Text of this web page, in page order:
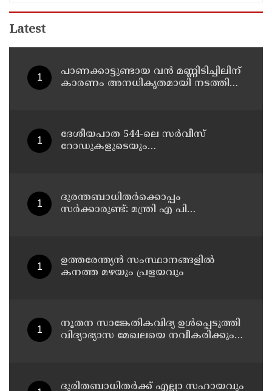
Latest
പാണക്കാട്ടുണ്ടായ വൻ മണ്ണിടിച്ചിലിന്
കാരണം അനധികൃതമായി നടത്തിയ
ദേശീയപാത 544-ലെ സർവീസ്
റോഡുകളുടെയും
ഗഡ്കരിയുമായി കൂടിക്കാഴ്ച നടത്തി
കെ. രാധാകൃഷ്ണൻ എം.പി
ദുരന്തബാധിതര്‍ക്കൊപ്പം
സര്‍ക്കാരുണ്ട്: മന്ത്രി എ പി
ഉത്തരേന്ത്യൻ സംസ്ഥാനങ്ങളിൽ
കനത്ത മഴയും പ്രളയവും
നൂതന സാങ്കേതികവിദ്യ ഉള്‍പ്പെടുത്തി
വിദ്യാഭ്യാസ മേഖലയെ നവീകരിക്കും:
ദുരിതബാധിതർക്ക് എല്ലാ സഹായവും